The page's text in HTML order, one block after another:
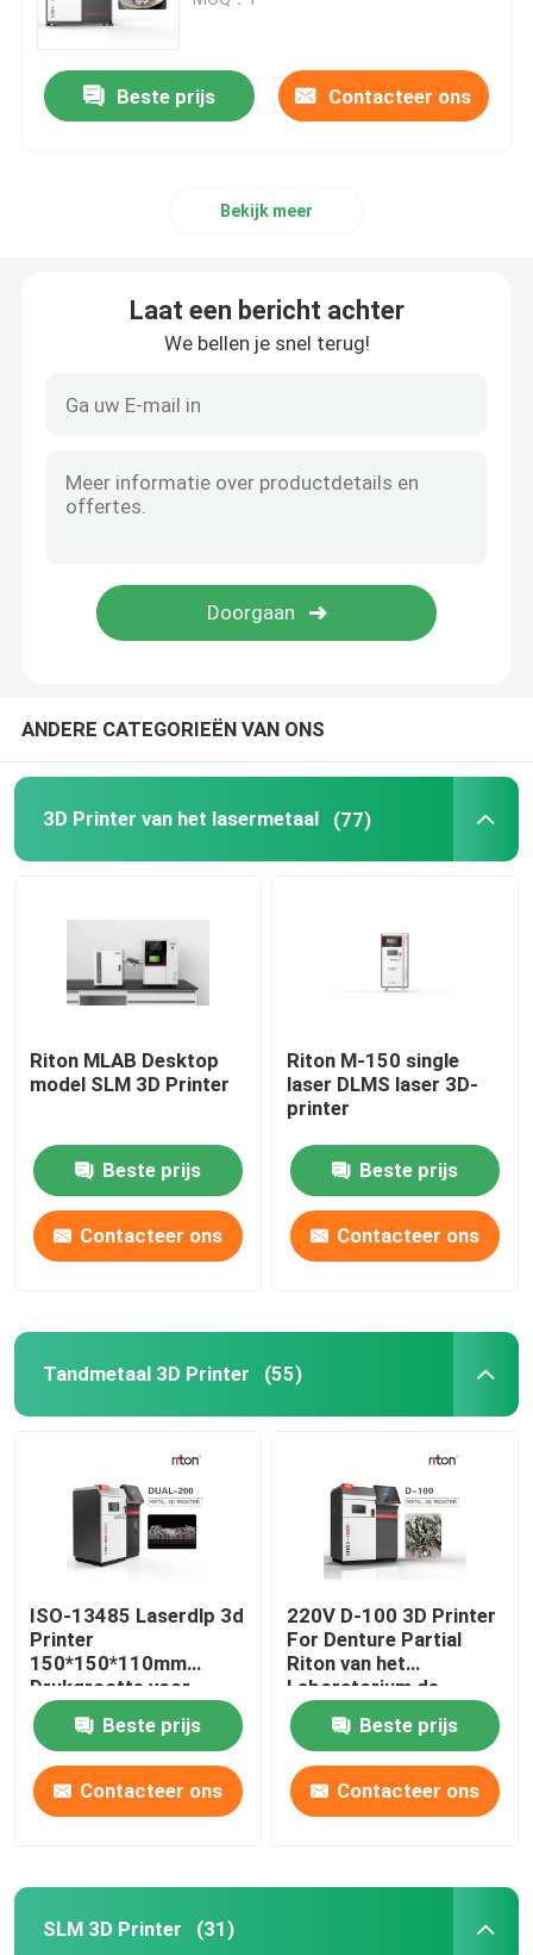
Medische 3D Printer
Juwelen 3D Printer
3D de Harsprinter van SLA
Laser Sinterende Machine
titanium 3d printer
Draadbuigmachine DMIS-V1
Draadbuigmachine DMIS-V1
Draadbuigmachine DMIS-V1
Beste prijs Contacteer ons
Bekijk meer
Laat een bericht achter
We bellen je snel terug!
ANDERE CATEGORIEËN VAN ONS
3D Printer van het lasermetaal (77)
Riton MLAB Desktop
model SLM 3D Printer
Beste prijs
Contacteer ons
Riton M-150 single
laser DLMS laser 3D-
printer
Beste prijs
Contacteer ons
Tandmetaal 3D Printer (55)
ISO-13485 Laserdlp 3d
Printer
150*150*110mm
Drukgrootte voor
Tandimplant Modellen
Beste prijs
Contacteer ons
220V D-100 3D Printer
For Denture Partial
Riton van het
Laboratorium de
Tandmetaal
Beste prijs
Contacteer ons
SLM 3D Printer (31)